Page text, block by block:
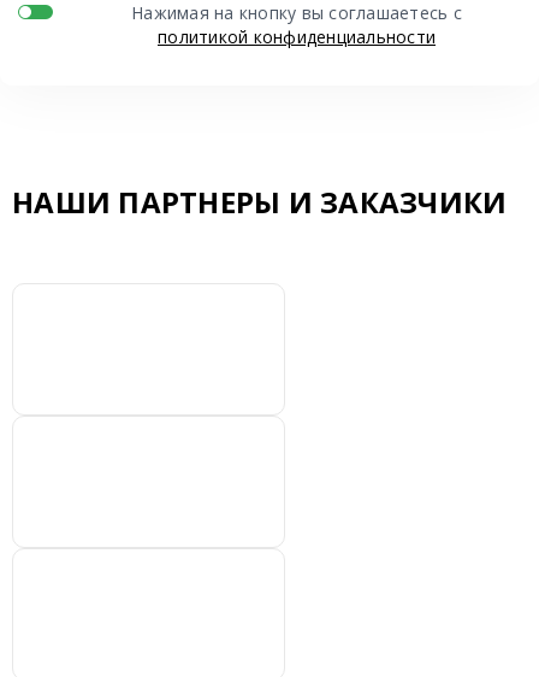
Нажимая на кнопку вы соглашаетесь с
политикой конфиденциальности
НАШИ ПАРТНЕРЫ И ЗАКАЗЧИКИ